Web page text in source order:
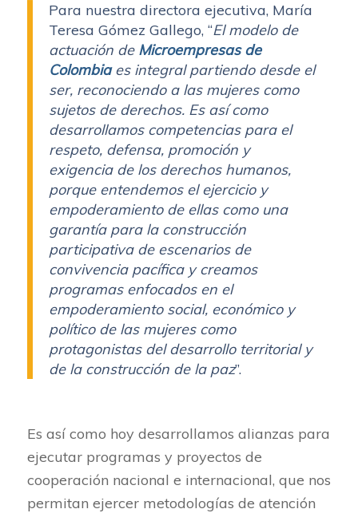
Para nuestra directora ejecutiva, María
Teresa Gómez Gallego, “El modelo de
actuación de Microempresas de
Colombiaes integral partiendo desde el
ser, reconociendo a las mujeres como
sujetos de derechos. Es así como
desarrollamos competencias para el
respeto, defensa, promoción y
exigencia de los derechos humanos,
porque entendemos el ejercicio y
empoderamiento de ellas como una
garantía para la construcción
participativa de escenarios de
convivencia pacífica y creamos
programas enfocados en el
empoderamiento social, económico y
político de las mujeres como
protagonistas del desarrollo territorial y
de la construcción de la paz”.
Es así como hoy desarrollamos alianzas para
ejecutar programas y proyectos de
cooperación nacional e internacional, que nos
permitan ejercer metodologías de atención